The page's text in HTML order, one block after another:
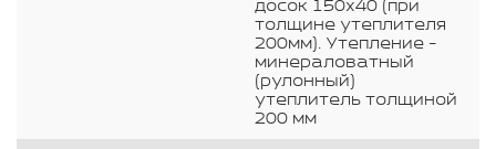
досок 150х40 (при
толщине утеплителя
200мм). Утепление -
минераловатный
(рулонный)
утеплитель толщиной
200 мм